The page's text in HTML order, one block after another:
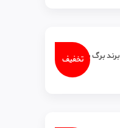
تخفیفبرند برگ سبز